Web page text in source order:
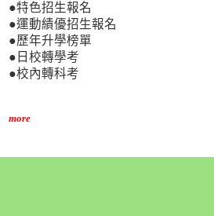
●特色招生報名
●運動績優招生報名
●歷年升學榜單
●日校轉學考
●校內轉科考
more